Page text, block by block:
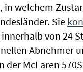
in welchem
Sie
von 24
Abnehmer
der McLaren